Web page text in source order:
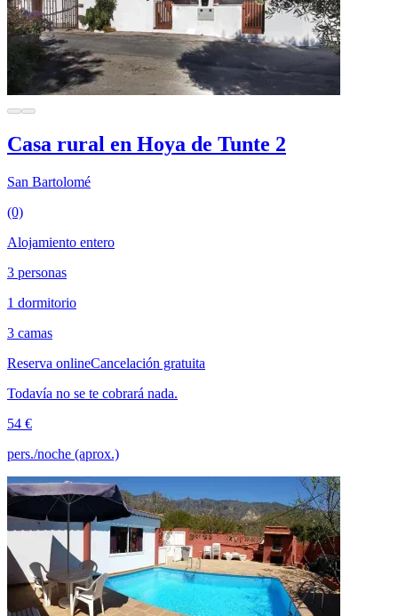
Casa rural en Hoya de Tunte 2
San Bartolomé
(0)
Alojamiento entero
3 personas
1 dormitorio
3 camas
Reserva onlineCancelación gratuita
Todavía no se te cobrará nada.
54 €
pers./noche (aprox.)